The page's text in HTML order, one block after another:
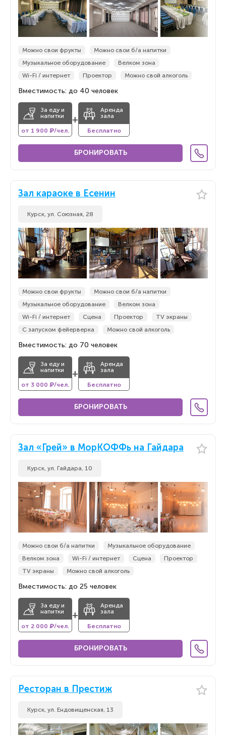
Можно свои фрукты
Можно свои б/а напитки
Музыкальное оборудование
Велком зона
Wi-Fi / интернет
Проектор Можно свой алкоголь
Вместимость: до 40 человек
За еду и
напитки
от 1 900 ₽/чел.
+
Аренда
зала
Бесплатно
БРОНИРОВАТЬ
Зал караоке в Есенин
Курск, ул. Союзная, 28
Можно свои фрукты
Можно свои б/а напитки
Музыкальное оборудование
Велком зона
Wi-Fi / интернет
Сцена Проектор
TV экраны
С запуском фейерверка
Можно свой алкоголь
Вместимость: до 70 человек
За еду и
напитки
от 3 000 ₽/чел.
+
Аренда
зала
Бесплатно
БРОНИРОВАТЬ
Зал «Грей» в МорКОФФь на Гайдара
Курск, ул. Гайдара, 10
Можно свои б/а напитки
Музыкальное оборудование
Велком зона
Wi-Fi / интернет Сцена
Проектор
TV экраны
Можно свой алкоголь
Вместимость: до 25 человек
За еду и
напитки
от 2 000 ₽/чел.
+
Аренда
зала
Бесплатно
БРОНИРОВАТЬ
Ресторан в Престиж
Курск, ул. Ендовищенская, 13